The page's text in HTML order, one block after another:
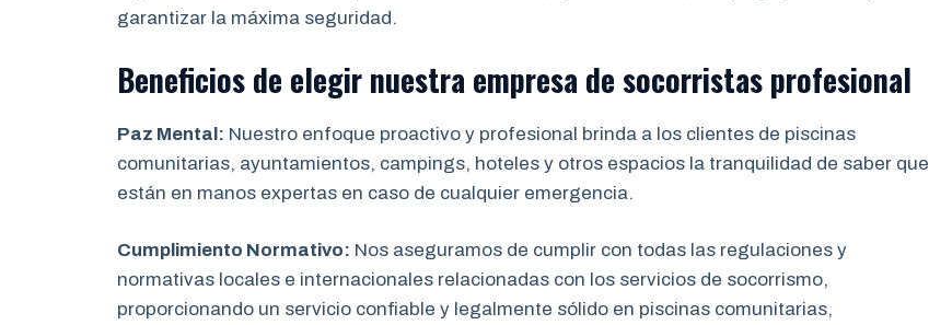
garantizar la máxima seguridad.
Beneficios de elegir nuestra empresa desocorristas profesional
Paz Mental: Nuestro enfoque proactivo y profesional brinda a los clientes de piscinas
comunitarias, ayuntamientos, campings, hoteles y otros espacios la tranquilidad de saber que
están en manos expertas en caso de cualquier emergencia.
Cumplimiento Normativo: Nos aseguramos de cumplir con todas las regulaciones y
normativas locales e internacionales relacionadas con los servicios de socorrismo,
proporcionando un servicio confiable y legalmente sólido en piscinas comunitarias,